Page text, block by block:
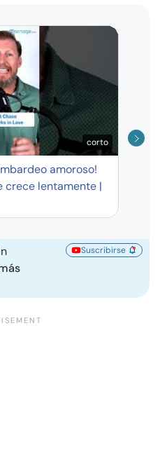
corto
amoroso!
crece lentamente |
Suscribirse